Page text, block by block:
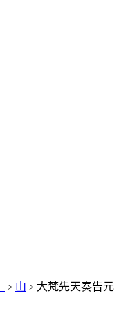
> 山 > 大梵先天奏告元